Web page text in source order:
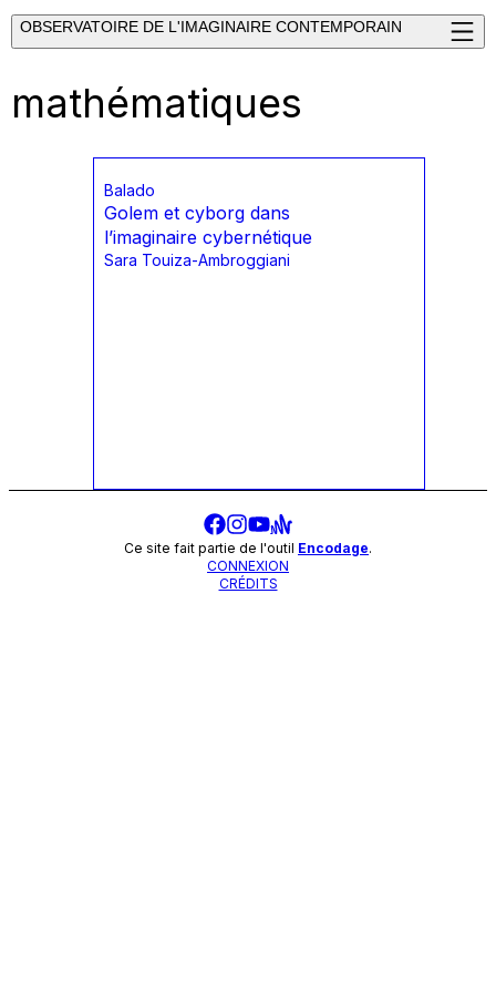
OBSERVATOIRE DE L'IMAGINAIRE CONTEMPORAIN
mathématiques
Balado
Golem et cyborg dans
l’imaginaire cybernétique
Sara Touiza-Ambroggiani
Ce site fait partie de l'outil Encodage.
CONNEXION
CRÉDITS